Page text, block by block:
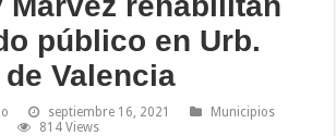
público en Urb.
Valencia
septiembre 16, 2021
Municipios
814 Views